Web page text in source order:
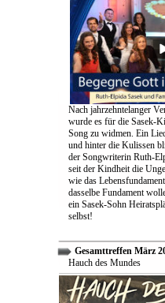
Nach jahrzehntelanger
wurde es für die Sasek-
Song zu widmen. Ein
und hinter die Kulissen
der Songwriterin Ruth-
seit der Kindheit die
wie das
dasselbe Fundament
ein Sasek-Sohn
selbst!
Gesamttreffen März
Hauch des Mundes